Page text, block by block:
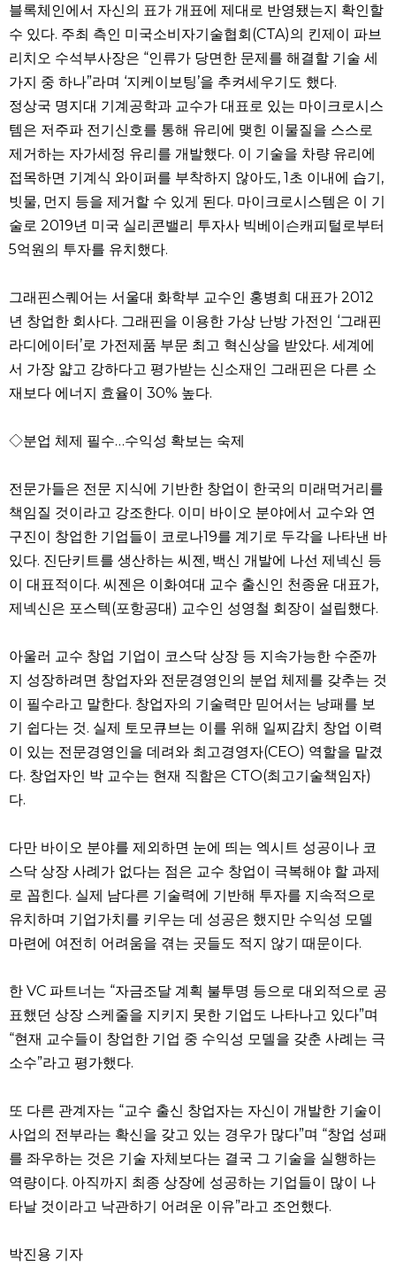
블록체인에서 자신의 표가 개표에 제대로 반영됐는지 확인할
수 있다. 주최 측인 미국소비자기술협회(CTA)의 킨제이 파브
리치오 수석부사장은 “인류가 당면한 문제를 해결할 기술 세
가지 중 하나”라며 ‘지케이보팅’을 추켜세우기도 했다.
정상국 명지대 기계공학과 교수가 대표로 있는 마이크로시스
템은 저주파 전기신호를 통해 유리에 맺힌 이물질을 스스로
제거하는 자가세정 유리를 개발했다. 이 기술을 차량 유리에
접목하면 기계식 와이퍼를 부착하지 않아도, 1초 이내에 습기,
빗물, 먼지 등을 제거할 수 있게 된다. 마이크로시스템은 이 기
술로 2019년 미국 실리콘밸리 투자사 빅베이슨캐피털로부터
5억원의 투자를 유치했다.
그래핀스퀘어는 서울대 화학부 교수인 홍병희 대표가 2012
년 창업한 회사다. 그래핀을 이용한 가상 난방 가전인 ‘그래핀
라디에이터’로 가전제품 부문 최고 혁신상을 받았다. 세계에
서 가장 얇고 강하다고 평가받는 신소재인 그래핀은 다른 소
재보다 에너지 효율이 30% 높다.
◇분업 체제 필수…수익성 확보는 숙제
전문가들은 전문 지식에 기반한 창업이 한국의 미래먹거리를
책임질 것이라고 강조한다. 이미 바이오 분야에서 교수와 연
구진이 창업한 기업들이 코로나19를 계기로 두각을 나타낸 바
있다. 진단키트를 생산하는 씨젠, 백신 개발에 나선 제넥신 등
이 대표적이다. 씨젠은 이화여대 교수 출신인 천종윤 대표가,
제넥신은 포스텍(포항공대) 교수인 성영철 회장이 설립했다.
아울러 교수 창업 기업이 코스닥 상장 등 지속가능한 수준까
지 성장하려면 창업자와 전문경영인의 분업 체제를 갖추는 것
이 필수라고 말한다. 창업자의 기술력만 믿어서는 낭패를 보
기 쉽다는 것. 실제 토모큐브는 이를 위해 일찌감치 창업 이력
이 있는 전문경영인을 데려와 최고경영자(CEO) 역할을 맡겼
다. 창업자인 박 교수는 현재 직함은 CTO(최고기술책임자)
다.
다만 바이오 분야를 제외하면 눈에 띄는 엑시트 성공이나 코
스닥 상장 사례가 없다는 점은 교수 창업이 극복해야 할 과제
로 꼽힌다. 실제 남다른 기술력에 기반해 투자를 지속적으로
유치하며 기업가치를 키우는 데 성공은 했지만 수익성 모델
마련에 여전히 어려움을 겪는 곳들도 적지 않기 때문이다.
한 VC 파트너는 “자금조달 계획 불투명 등으로 대외적으로 공
표했던 상장 스케줄을 지키지 못한 기업도 나타나고 있다”며
“현재 교수들이 창업한 기업 중 수익성 모델을 갖춘 사례는 극
소수”라고 평가했다.
또 다른 관계자는 “교수 출신 창업자는 자신이 개발한 기술이
사업의 전부라는 확신을 갖고 있는 경우가 많다”며 “창업 성패
를 좌우하는 것은 기술 자체보다는 결국 그 기술을 실행하는
역량이다. 아직까지 최종 상장에 성공하는 기업들이 많이 나
타날 것이라고 낙관하기 어려운 이유”라고 조언했다.
박진용 기자